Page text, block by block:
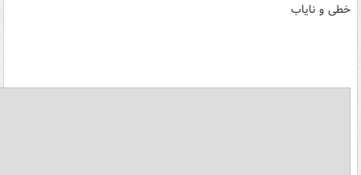
خطی و نایاب